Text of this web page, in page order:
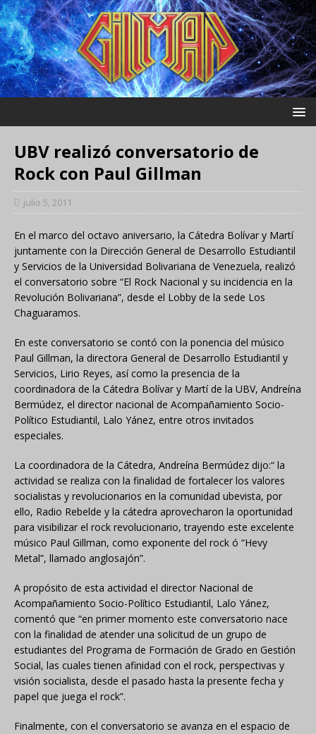
UBV realizó conversatorio de
Rock con Paul Gillman
julio 5, 2011
En el marco del octavo aniversario, la Cátedra Bolívar y Martí
juntamente con la Dirección General de Desarrollo Estudiantil
y Servicios de la Universidad Bolivariana de Venezuela, realizó
el conversatorio sobre “El Rock Nacional y su incidencia en la
Revolución Bolivariana”, desde el Lobby de la sede Los
Chaguaramos.
En este conversatorio se contó con la ponencia del músico
Paul Gillman, la directora General de Desarrollo Estudiantil y
Servicios, Lirio Reyes, así como la presencia de la
coordinadora de la Cátedra Bolívar y Martí de la UBV, Andreína
Bermúdez, el director nacional de Acompañamiento Socio-
Político Estudiantil, Lalo Yánez, entre otros invitados
especiales.
La coordinadora de la Cátedra, Andreína Bermúdez dijo:“ la
actividad se realiza con la finalidad de fortalecer los valores
socialistas y revolucionarios en la comunidad ubevista, por
ello, Radio Rebelde y la cátedra aprovecharon la oportunidad
para visibilizar el rock revolucionario, trayendo este excelente
músico Paul Gillman, como exponente del rock ó “Hevy
Metal”, llamado anglosajón”.
A propósito de esta actividad el director Nacional de
Acompañamiento Socio-Político Estudiantil, Lalo Yánez,
comentó que “en primer momento este conversatorio nace
con la finalidad de atender una solicitud de un grupo de
estudiantes del Programa de Formación de Grado en Gestión
Social, las cuales tienen afinidad con el rock, perspectivas y
visión socialista, desde el pasado hasta la presente fecha y
papel que juega el rock”.
Finalmente, con el conversatorio se avanza en el espacio de